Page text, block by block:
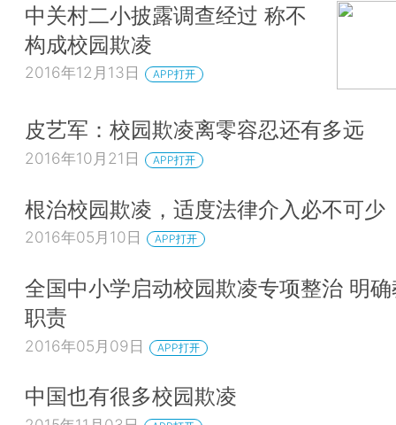
中关村二小披露调查经过 称不
构成校园欺凌
2016年12月13日 APP打开
皮艺军：校园欺凌离零容忍还有多远
2016年10月21日 APP打开
根治校园欺凌，适度法律介入必不可少
2016年05月10日 APP打开
全国中小学启动校园欺凌专项整治 明
职责
2016年05月09日 APP打开
中国也有很多校园欺凌